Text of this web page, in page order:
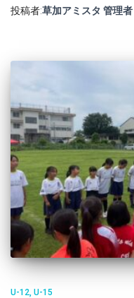
投稿者:草加アミスタ 管理者
U-12 U-15